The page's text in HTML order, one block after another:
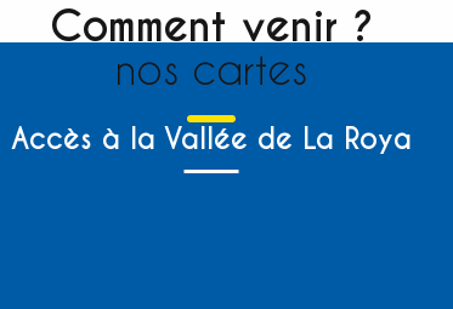
Comment venir ?
nos cartes
Accès à la Vallée de La Roya